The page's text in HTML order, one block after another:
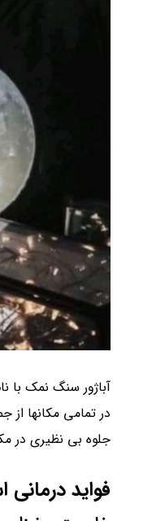
آباژور سنگ نمک با
در تمامی مکانها
جلوه بی نظیری در
فواید درمانی